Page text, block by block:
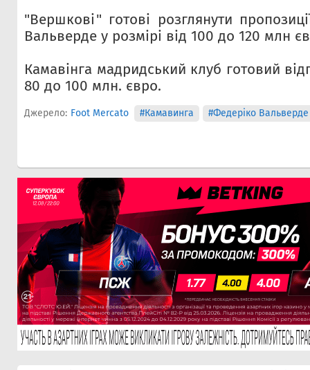
"Вершкові" готові розглянути
Вальверде у розмірі від 100 до 120 млн
Камавінга мадридський клуб готовий
80 до 100 млн. євро.
Джерело: Foot Mercato #Камавинга #Федеріко Вальверде